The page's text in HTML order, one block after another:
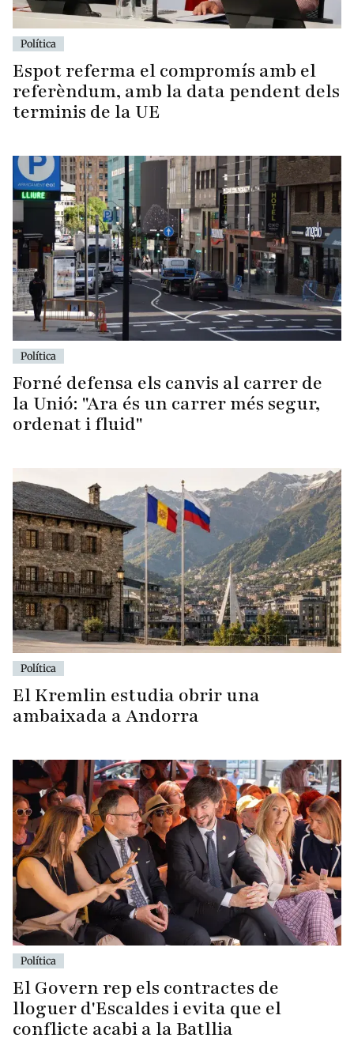
Política
Espot referma el compromís amb el
referèndum, amb la data pendent dels
terminis de la UE
Política
Forné defensa els canvis al carrer de
la Unió: "Ara és un carrer més segur,
ordenat i fluid"
Política
El Kremlin estudia obrir una
ambaixada a Andorra
Política
El Govern rep els contractes de
lloguer d'Escaldes i evita que el
conflicte acabi a la Batllia